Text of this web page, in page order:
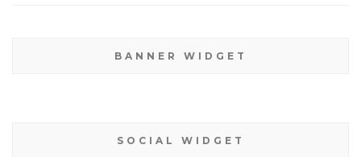
BANNER WIDGET
SOCIAL WIDGET